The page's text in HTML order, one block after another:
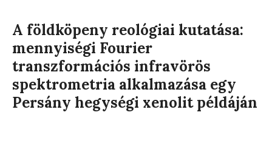
A földköpeny reológiai kutatása:
mennyiségi Fourier
transzformációs infravörös
spektrometria alkalmazása egy
Persány hegységi xenolit példáján